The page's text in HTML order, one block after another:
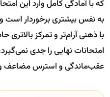
که با آمادگی کامل وارد این
به نفس بیشتری برخوردار است
با ذهنی آرام‌تر و تمرکز
امتحانات نهایی را جدی
عقب‌ماندگی و استرس مضاعف